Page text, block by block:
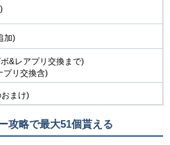
加)
&レアプリ交換まで)
プリ交換含)
まけ)
攻略で最大51個貰える